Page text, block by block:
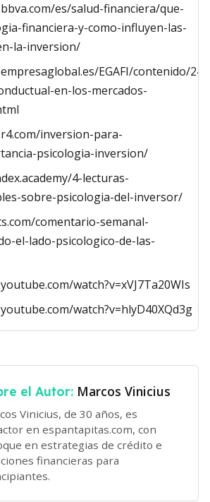
es/salud-financiera/que-
financiera-y-como-influyen-las-
la-inversion/
EGAFI/contenido/
en-los-mercados-
inversion-para-
psicologia-inversion/
4-lecturas-
sobre-psicologia-del-inversor/
comentario-semanal-
el-lado-psicologico-de-las-
watch?v=xVJ7Ta20WIs
watch?v=hlyD40XQd3g
el Autor: Marcos Vinicius
Vinicius, de 30 años, es
en espantapitas.com, con
en estrategias de crédito e
financieras para